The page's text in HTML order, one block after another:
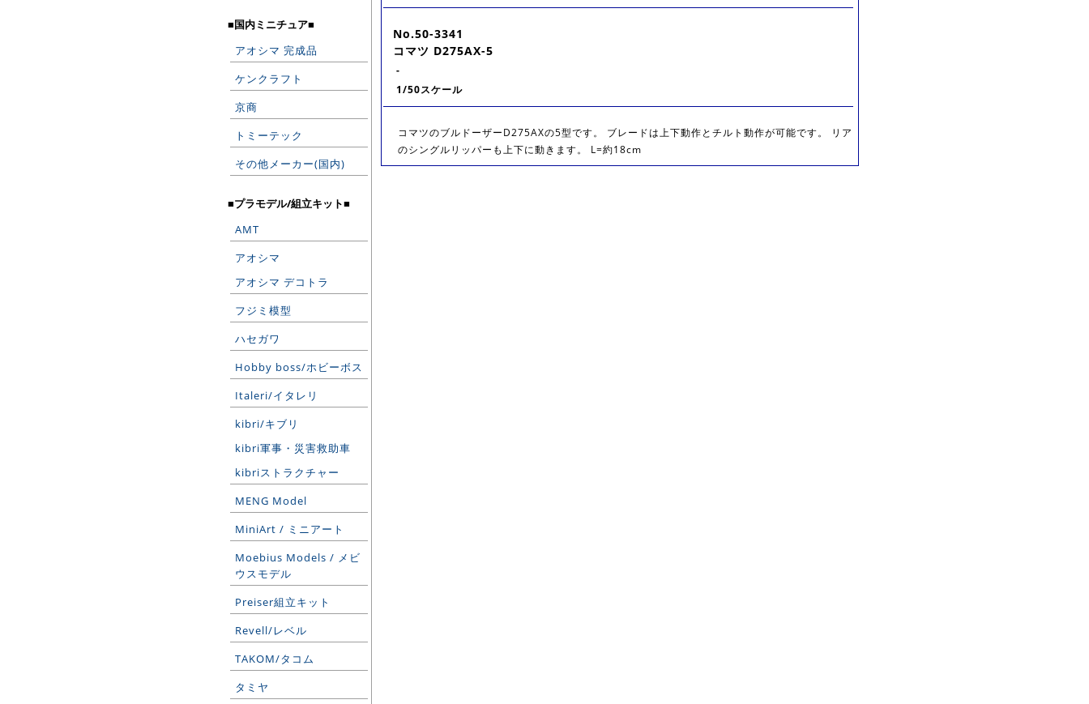
■国内ミニチュア■
アオシマ 完成品
ケンクラフト
京商
トミーテック
その他メーカー(国内)
■プラモデル/組立キット■
AMT
アオシマ
アオシマ デコトラ
フジミ模型
ハセガワ
Hobby boss/ホビーボス
Italeri/イタレリ
kibri/キブリ
kibri軍事・災害救助車
kibriストラクチャー
MENG Model
MiniArt / ミニアート
Moebius Models / メビ
ウスモデル
Preiser組立キット
Revell/レベル
TAKOM/タコム
タミヤ
No.50-3341
コマツ D275AX-5
-
1/50スケール
コマツのブルドーザーD275AXの5型です。 ブレードは上下動作とチルト動作が可能です。 リア
のシングルリッパーも上下に動きます。 L=約18cm